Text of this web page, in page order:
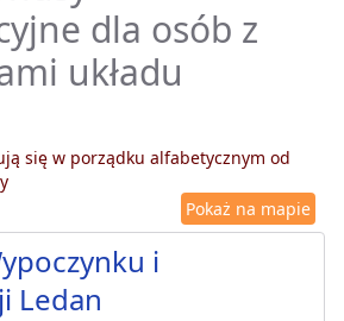
dla osób z
układu
się w porządku alfabetycznym od
Pokaż na mapie
i
Ledan